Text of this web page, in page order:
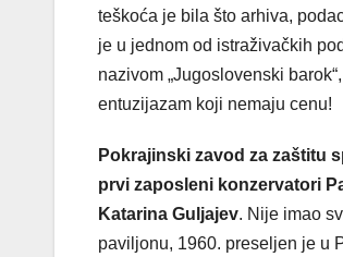
teškoća je bila što arhiva,
je u jednom od istraživačkih
nazivom „Jugoslovenski
entuzijazam koji nemaju cenu!
Pokrajinski zavod za zaštitu
prvi zaposleni konzervatori
Katarina Guljajev. Nije imao
paviljonu, 1960. preseljen je u